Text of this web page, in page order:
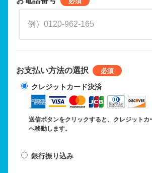
お支払い方法の選択
クレジットカード決済
送信ボタンをクリックすると、クレジットカ
へ移動します。
銀行振り込み